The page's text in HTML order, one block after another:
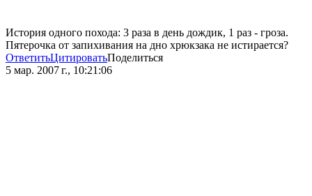
История одного похода: 3 раза в день дождик, 1 раз - гроза.
Пятерочка от запихивания на дно хрюкзака не истирается?
ОтветитьЦитироватьПоделиться
5 мар. 2007 г., 10:21:06